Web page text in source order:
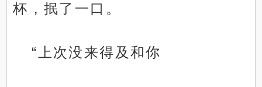
杯，抿了一口。
“上次没来得及和你